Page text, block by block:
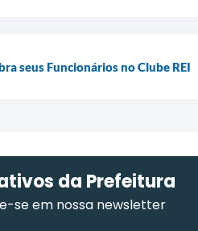
seus Funcionários no Clube REI
da Prefeitura
se em nossa newsletter